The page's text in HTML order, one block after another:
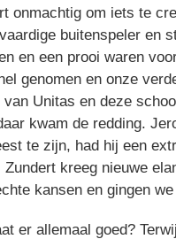
onmachtig om iets te
buitenspeler en
en een prooi waren
genomen en onze
Unitas en deze
kwam de redding.
te zijn, had hij een
kreeg nieuwe
kansen en gingen
er allemaal goed?